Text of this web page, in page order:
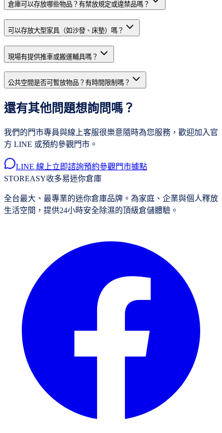
倉庫可以存放哪些物品？有禁放規定或違禁品嗎？
可以存放大型家具（如沙發、床墊）嗎？
現場有提供推車或搬運輔具嗎？
公共空間是否可暫放物品？有時間限制嗎？
還有其他問題想詢問嗎？
我們的門市專員與線上客服很樂意隨時為您服務，歡迎加入官
方 LINE 或預約參觀門市。
LINE 線上立即諮詢預約參觀門市據點
STOREASY收多易迷你倉庫
全台最大、最專業的迷你倉庫品牌。為家庭、企業與個人釋放
生活空間，提供24小時安全除濕的頂級倉儲體驗。